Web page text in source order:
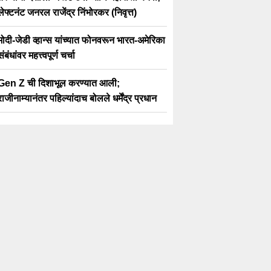
जनरल राजेंद्र निंभोरकर (निवृत्त)
जेडी व्हान्स यांच्यात फोनवरून भारत-अमेरिका
महत्त्वपूर्ण चर्चा
Z ची दिशाभूल करण्यात आली;
पहिल्यांदाच बोलले धर्मेंद्र प्रधान